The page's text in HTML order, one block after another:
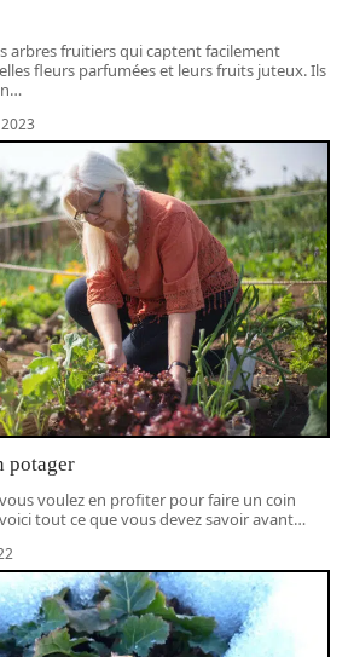
arbres fruitiers qui captent facilement
fleurs parfumées et leurs fruits juteux. Ils
…
potager
voulez en profiter pour faire un coin
tout ce que vous devez savoir avant…